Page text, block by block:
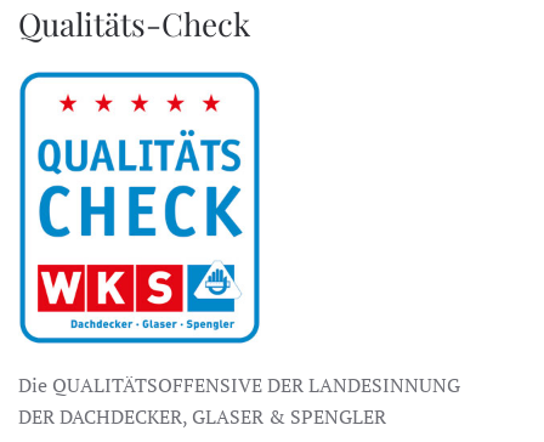
Qualitäts-Check
Die QUALITÄTSOFFENSIVE DER LANDESINNUNG
DER DACHDECKER, GLASER & SPENGLER